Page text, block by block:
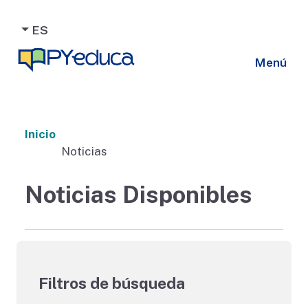
ES
Menú
Inicio
Noticias
Noticias Disponibles
Filtros de búsqueda